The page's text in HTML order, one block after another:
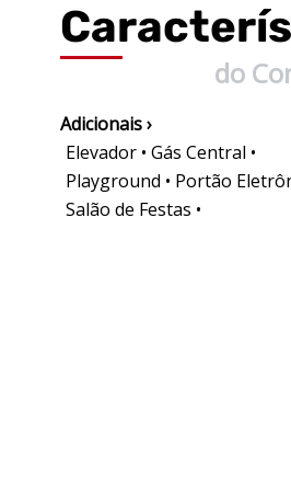
do
Adicionais ›
Elevador • Gás Central •
Playground • Portão
Salão de Festas •